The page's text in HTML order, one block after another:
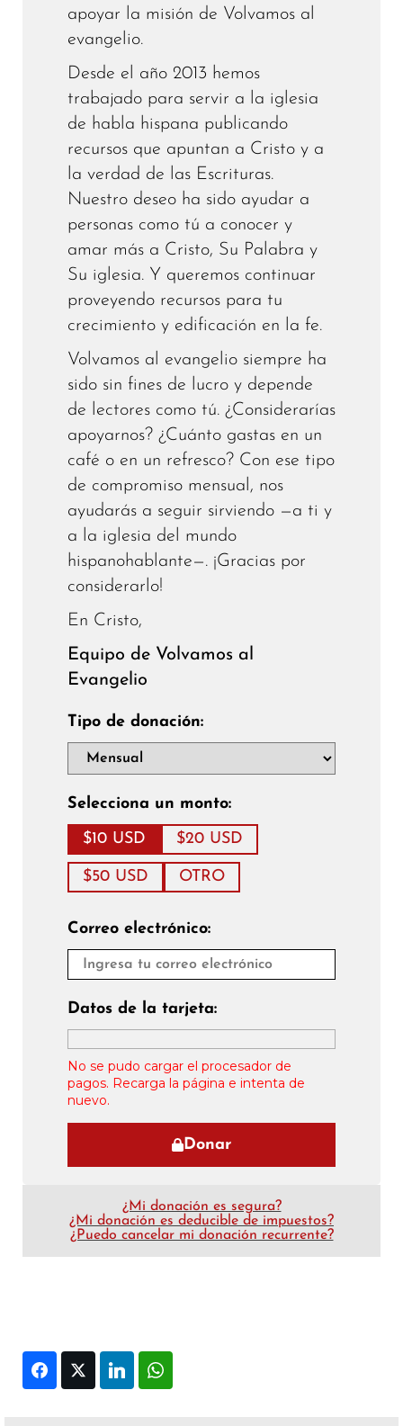
apoyar la misión de Volvamos al
evangelio.
Desde el año 2013 hemos
trabajado para servir a la iglesia
de habla hispana publicando
recursos que apuntan a Cristo y a
la verdad de las Escrituras.
Nuestro deseo ha sido ayudar a
personas como tú a conocer y
amar más a Cristo, Su Palabra y
Su iglesia. Y queremos continuar
proveyendo recursos para tu
crecimiento y edificación en la fe.
Volvamos al evangelio siempre ha
sido sin fines de lucro y depende
de lectores como tú. ¿Considerarías
apoyarnos? ¿Cuánto gastas en un
café o en un refresco? Con ese tipo
de compromiso mensual, nos
ayudarás a seguir sirviendo —a ti y
a la iglesia del mundo
hispanohablante—. ¡Gracias por
considerarlo!
En Cristo,
Equipo de Volvamos al
Evangelio
Tipo de donación:
Selecciona un monto:
$10 USD $20 USD
$50 USD OTRO
Correo electrónico:
Datos de la tarjeta:
No se pudo cargar el procesador de
pagos. Recarga la página e intenta de
nuevo.
Donar
¿Mi donación es segura?
¿Mi donación es deducible de impuestos?
¿Puedo cancelar mi donación recurrente?
FacebookTwitter LinkedIn